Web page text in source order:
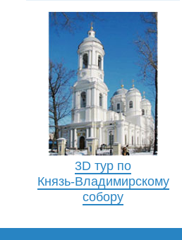
3D тур по
Князь-Владимирскому
собору